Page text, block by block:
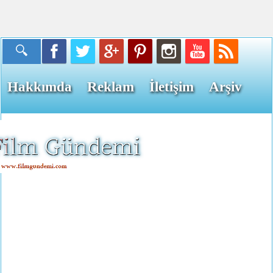
Hakkımda Reklam İletişim Arşiv